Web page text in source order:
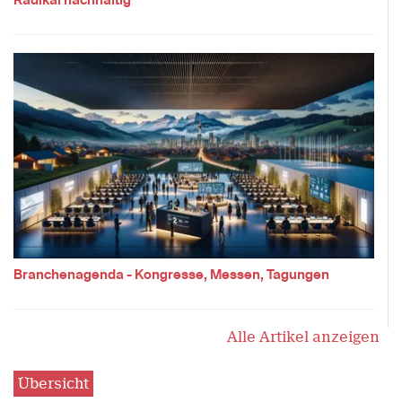
Branchenagenda - Kongresse, Messen, Tagungen
Alle Artikel anzeigen
Übersicht